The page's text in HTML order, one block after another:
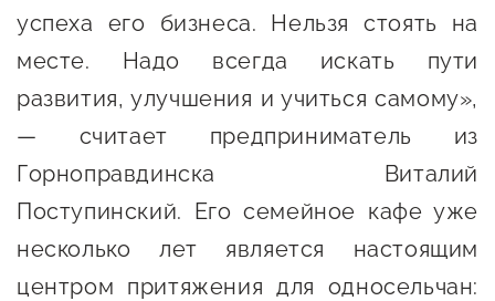
Онлайн-витрина продукции
Социальные сети "Мой
Бизнес Югра"
Меры поддержки
успеха его бизнеса. Нельзя стоять на
месте. Надо всегда искать пути
развития, улучшения и учиться самому»,
— считает предприниматель из
Горноправдинска Виталий
Поступинский. Его семейное кафе уже
несколько лет является настоящим
центром притяжения для односельчан: